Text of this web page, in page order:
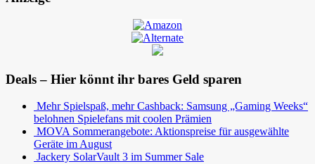
Deals – Hier könnt ihr bares Geld sparen
Mehr Spielspaß, mehr Cashback: Samsung „Gaming Weeks“
belohnen Spielefans mit coolen Prämien
MOVA Sommerangebote: Aktionspreise für ausgewählte
Geräte im August
Jackery SolarVault 3 im Summer Sale